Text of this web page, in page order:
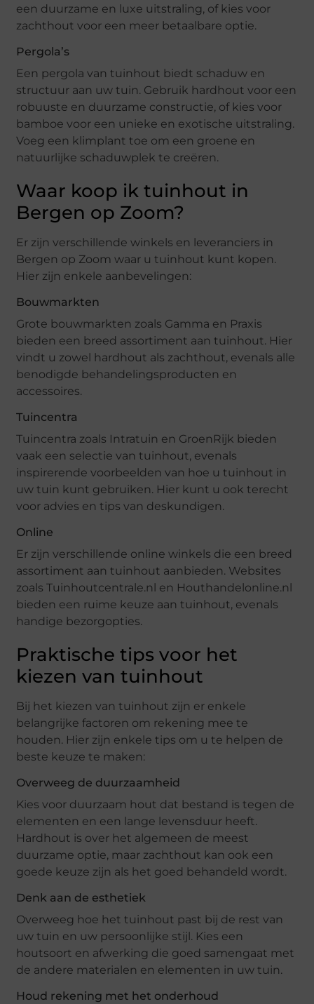
een duurzame en luxe uitstraling, of kies voor
zachthout voor een meer betaalbare optie.
Pergola’s
Een pergola van tuinhout biedt schaduw en
structuur aan uw tuin. Gebruik hardhout voor een
robuuste en duurzame constructie, of kies voor
bamboe voor een unieke en exotische uitstraling.
Voeg een klimplant toe om een groene en
natuurlijke schaduwplek te creëren.
Waar koop ik tuinhout in
Bergen op Zoom?
Er zijn verschillende winkels en leveranciers in
Bergen op Zoom waar u tuinhout kunt kopen.
Hier zijn enkele aanbevelingen:
Bouwmarkten
Grote bouwmarkten zoals Gamma en Praxis
bieden een breed assortiment aan tuinhout. Hier
vindt u zowel hardhout als zachthout, evenals alle
benodigde behandelingsproducten en
accessoires.
Tuincentra
Tuincentra zoals Intratuin en GroenRijk bieden
vaak een selectie van tuinhout, evenals
inspirerende voorbeelden van hoe u tuinhout in
uw tuin kunt gebruiken. Hier kunt u ook terecht
voor advies en tips van deskundigen.
Online
Er zijn verschillende online winkels die een breed
assortiment aan tuinhout aanbieden. Websites
zoals Tuinhoutcentrale.nl en Houthandelonline.nl
bieden een ruime keuze aan tuinhout, evenals
handige bezorgopties.
Praktische tips voor het
kiezen van tuinhout
Bij het kiezen van tuinhout zijn er enkele
belangrijke factoren om rekening mee te
houden. Hier zijn enkele tips om u te helpen de
beste keuze te maken:
Overweeg de duurzaamheid
Kies voor duurzaam hout dat bestand is tegen de
elementen en een lange levensduur heeft.
Hardhout is over het algemeen de meest
duurzame optie, maar zachthout kan ook een
goede keuze zijn als het goed behandeld wordt.
Denk aan de esthetiek
Overweeg hoe het tuinhout past bij de rest van
uw tuin en uw persoonlijke stijl. Kies een
houtsoort en afwerking die goed samengaat met
de andere materialen en elementen in uw tuin.
Houd rekening met het onderhoud